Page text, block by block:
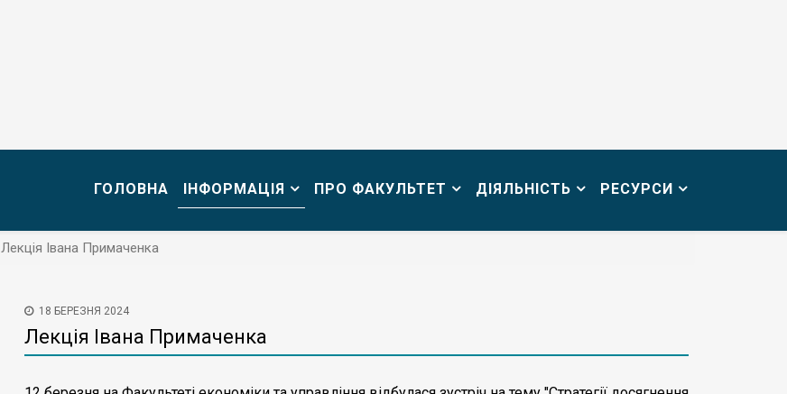
ГОЛОВНА ІНФОРМАЦІЯ ПРО ФАКУЛЬТЕТ ДІЯЛЬНІСТЬ РЕСУРСИ
Лекція Івана Примаченка
18 БЕРЕЗНЯ 2024
Лекція Івана Примаченка